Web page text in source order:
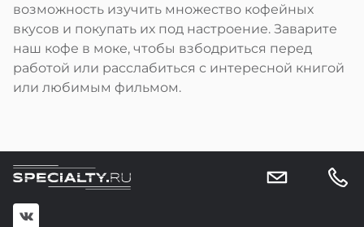
возможность изучить множество кофейных
вкусов и покупать их под настроение. Заварите
наш кофе в моке, чтобы взбодриться перед
работой или расслабиться с интересной книгой
или любимым фильмом.